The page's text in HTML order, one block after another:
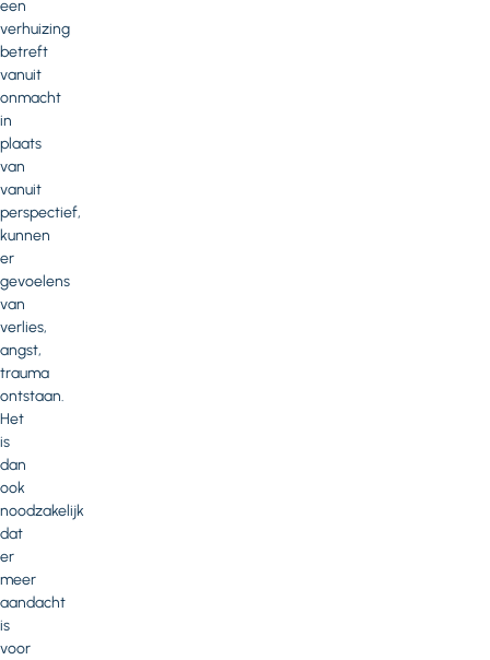
een
verhuizing
betreft
vanuit
onmacht
in
plaats
van
vanuit
perspectief,
kunnen
er
gevoelens
van
verlies,
angst,
trauma
ontstaan.
Het
is
dan
ook
noodzakelijk
dat
er
meer
aandacht
is
voor